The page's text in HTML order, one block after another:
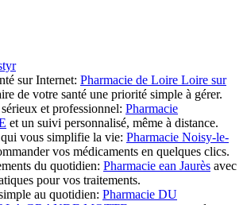
sur Internet: Pharmacie de Loire Loire sur
de votre santé une priorité simple à gérer.
et professionnel: Pharmacie
et un suivi personnalisé, même à distance.
vous simplifie la vie: Pharmacie Noisy-le-
vos médicaments en quelques clics.
du quotidien: Pharmacie ean Jaurès avec
pour vos traitements.
au quotidien: Pharmacie DU